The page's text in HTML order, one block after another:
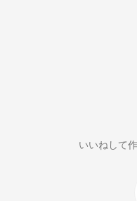
いいねして